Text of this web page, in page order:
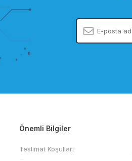
Önemli Bilgiler
Teslimat Koşulları